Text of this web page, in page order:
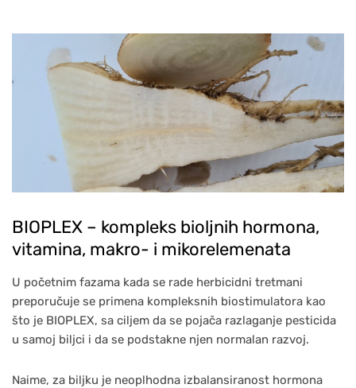
BIOPLEX – kompleks bioljnih hormona,
vitamina, makro- i mikorelemenata
U početnim fazama kada se rade herbicidni tretmani
preporučuje se primena kompleksnih biostimulatora kao
što je BIOPLEX, sa ciljem da se pojača razlaganje pesticida
u samoj biljci i da se podstakne njen normalan razvoj.
Naime, za biljku je neoplhodna izbalansiranost hormona